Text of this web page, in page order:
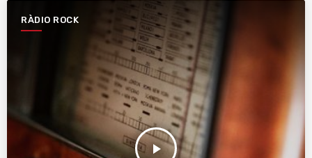
RÀDIO ROCK
play_arrow